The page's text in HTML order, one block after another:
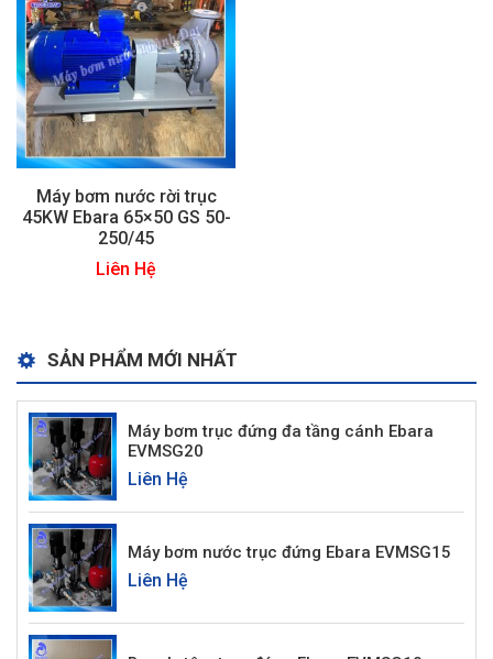
Máy bơm nước rời trục
45KW Ebara 65×50 GS 50-
250/45
Liên Hệ
SẢN PHẨM MỚI NHẤT
Máy bơm trục đứng đa tầng cánh Ebara
EVMSG20
Liên Hệ
Máy bơm nước trục đứng Ebara EVMSG15
Liên Hệ